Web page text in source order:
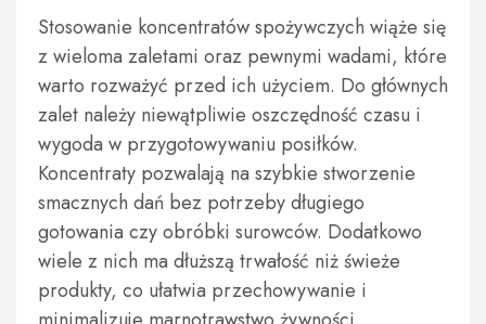
Stosowanie koncentratów spożywczych wiąże się
z wieloma zaletami oraz pewnymi wadami, które
warto rozważyć przed ich użyciem. Do głównych
zalet należy niewątpliwie oszczędność czasu i
wygoda w przygotowywaniu posiłków.
Koncentraty pozwalają na szybkie stworzenie
smacznych dań bez potrzeby długiego
gotowania czy obróbki surowców. Dodatkowo
wiele z nich ma dłuższą trwałość niż świeże
produkty, co ułatwia przechowywanie i